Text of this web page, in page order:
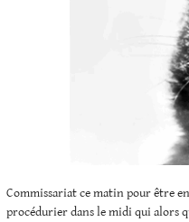
Commissariat ce matin pour être
procédurier dans le midi qui alors